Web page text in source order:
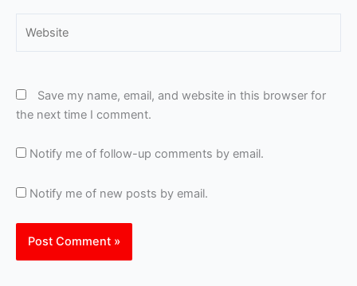
Save my name, email, and website in this browser for
the next time I comment.
Notify me of follow-up comments by email.
Notify me of new posts by email.